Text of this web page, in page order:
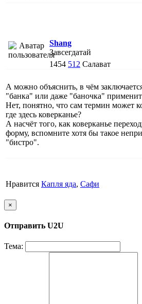
Shang
Завсегдатай
1454 512 Салават
А можно объяснить, в чём
"банка" или даже "баночка"
Нет, понятно, что сам термин может
где здесь коверканье?
А насчёт того, как коверканье
форму, вспомните хотя бы такое
"бистро".
Нравится Капля яда, Сафи
×
Отправить U2U
Тема: